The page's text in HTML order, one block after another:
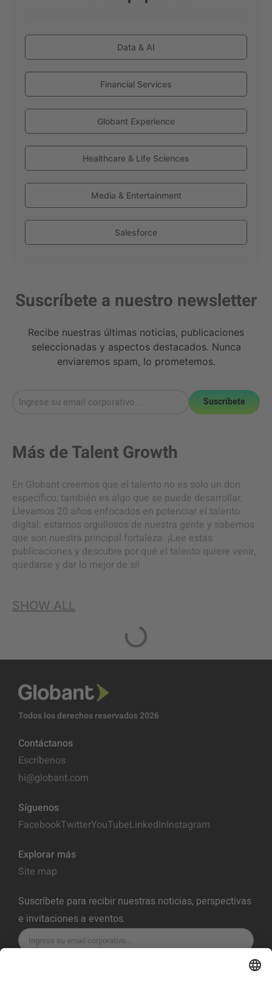
Data & AI
Financial Services
Globant Experience
Healthcare & Life Sciences
Media & Entertainment
Salesforce
Suscríbete a nuestro newsletter
Recibe nuestras últimas noticias, publicaciones
seleccionadas y aspectos destacados. Nunca
enviaremos spam, lo prometemos.
Suscríbete
Más deTalent Growth
En Globant creemos que el talento no es solo un don
específico; también es algo que se puede desarrollar.
Llevamos 20 años enfocados en potenciar el talento
digital: estamos orgullosos de nuestra gente y sabemos
que son nuestra principal fortaleza. ¡Lee estas
publicaciones y descubre por qué el talento quiere venir,
quedarse y dar lo mejor de sí!
SHOW ALL
Todos los derechos reservados 2026
Contáctanos
Escríbenos
hi@globant.com
Síguenos
FacebookTwitterYouTubeLinkedInInstagram
Explorar más
Site map
Suscríbete para recibir nuestras noticias, perspectivas
e invitaciones a eventos.